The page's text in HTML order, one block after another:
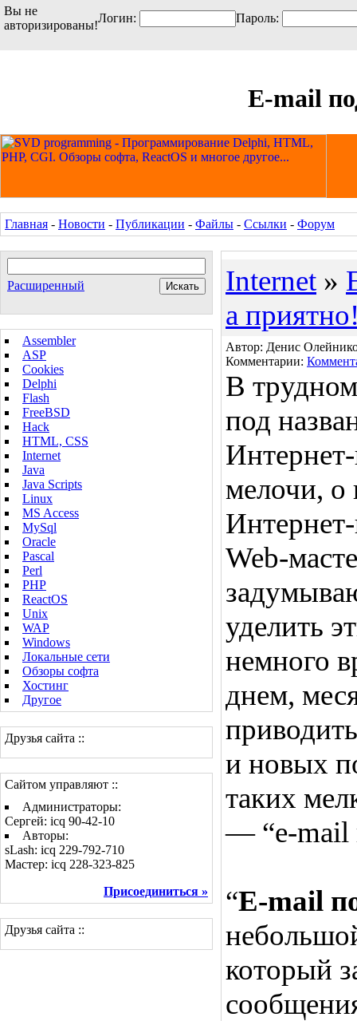
Вы не
авторизированы!
Логин: Пароль:
E-mail
Главная - Новости - Публикации - Файлы - Ссылки - Форум
Расширенный
Assembler
ASP
Cookies
Delphi
Flash
FreeBSD
Hack
HTML, CSS
Internet
Java
Java Scripts
Linux
MS Access
MySql
Oracle
Pascal
Perl
PHP
ReactOS
Unix
WAP
Windows
Локальные сети
Обзоры софта
Хостинг
Другое
Друзья сайта ::
Сайтом управляют ::
Администраторы:
Сергей: icq 90-42-10
Авторы:
sLash: icq 229-792-710
Мастер: icq 228-323-825
Присоединиться »
Друзья сайта ::
Internet »
а
Автор: Денис
Комментарии:
В
под
мелочи, о
Web-
уделить
немного
днем,
и новых
таких
— “e-mail
“E-mail
который